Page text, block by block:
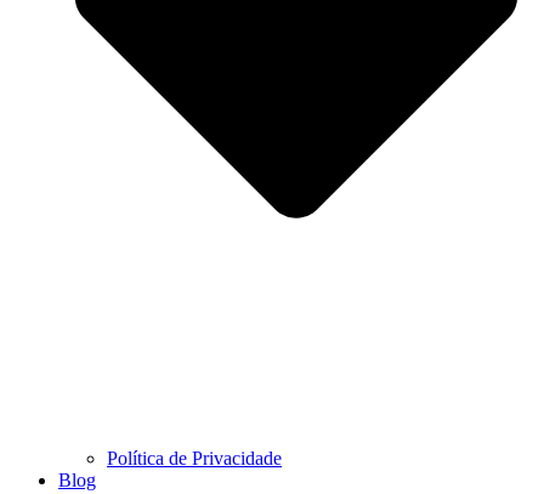
Política de Privacidade
Blog